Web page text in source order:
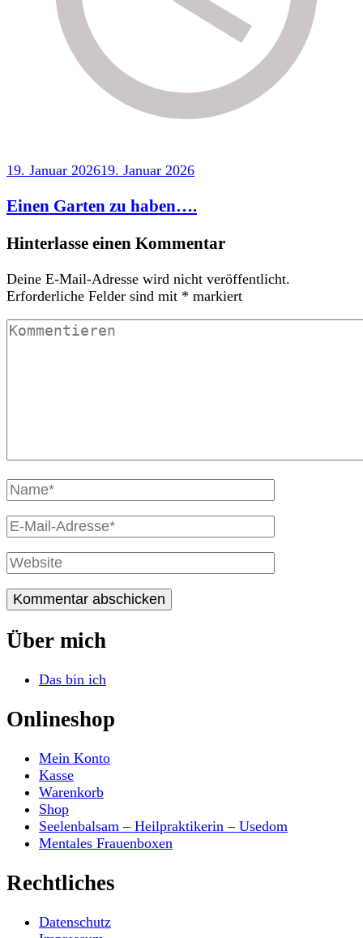
19. Januar 202619. Januar 2026
Einen Garten zu haben….
Hinterlasse einen Kommentar
Deine E-Mail-Adresse wird nicht veröffentlicht.
Erforderliche Felder sind mit * markiert
Kommentieren
Vollständiger
Name
E-
Mail
Website
Über mich
Das bin ich
Onlineshop
Mein Konto
Kasse
Warenkorb
Shop
Seelenbalsam – Heilpraktikerin – Usedom
Mentales Frauenboxen
Rechtliches
Datenschutz